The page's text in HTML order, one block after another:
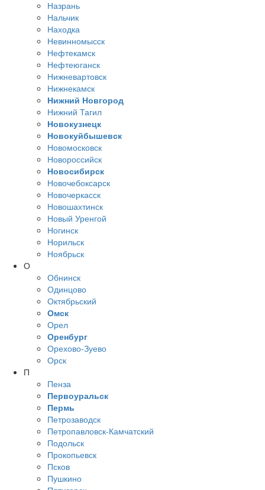
Назрань
Нальчик
Находка
Невинномысск
Нефтекамск
Нефтеюганск
Нижневартовск
Нижнекамск
Нижний Новгород
Нижний Тагил
Новокузнецк
Новокуйбышевск
Новомосковск
Новороссийск
Новосибирск
Новочебоксарск
Новочеркасск
Новошахтинск
Новый Уренгой
Ногинск
Норильск
Ноябрьск
О
Обнинск
Одинцово
Октябрьский
Омск
Орел
Оренбург
Орехово-Зуево
Орск
П
Пенза
Первоуральск
Пермь
Петрозаводск
Петропавловск-Камчатский
Подольск
Прокопьевск
Псков
Пушкино